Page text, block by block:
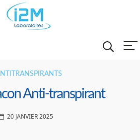
Excessive
Anti-transpirant
20 JANVIER 2025